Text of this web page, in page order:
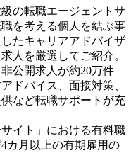
の転職エージェントサ
を考える個人を結ぶ事
たキャリアアドバイザ
人を厳選してご紹介。
公開求人が約20万件
ドバイス、面接対策、
など転職サポートが充
イト」における有料職
カ月以上の有期雇用の